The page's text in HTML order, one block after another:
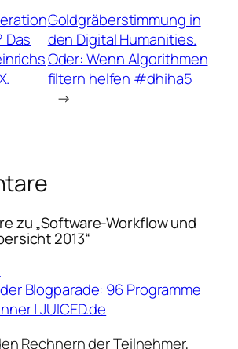
Das
Goldgräberstimmung in
den Digital Humanities.
Oder: Wenn Algorithmen
filtern helfen #dhiha5
→
zu „Software-Workflow und
2013“
Blogparade: 96 Programme
| JUICED.de
Rechnern der Teilnehmer,